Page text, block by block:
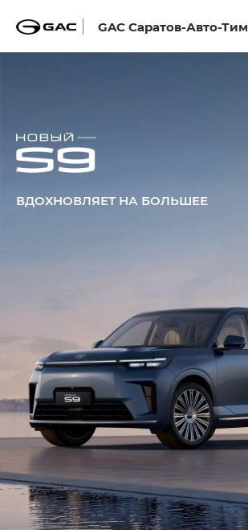
GAC Саратов-Авто-Тим
ВДОХНОВЛЯЕТ НА БОЛЬШЕЕ